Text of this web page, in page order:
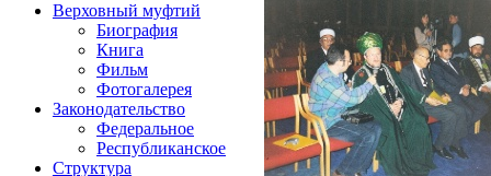
Верховный муфтий
Биография
Книга
Фильм
Фотогалерея
Законодательство
Федеральное
Республиканское
Структура